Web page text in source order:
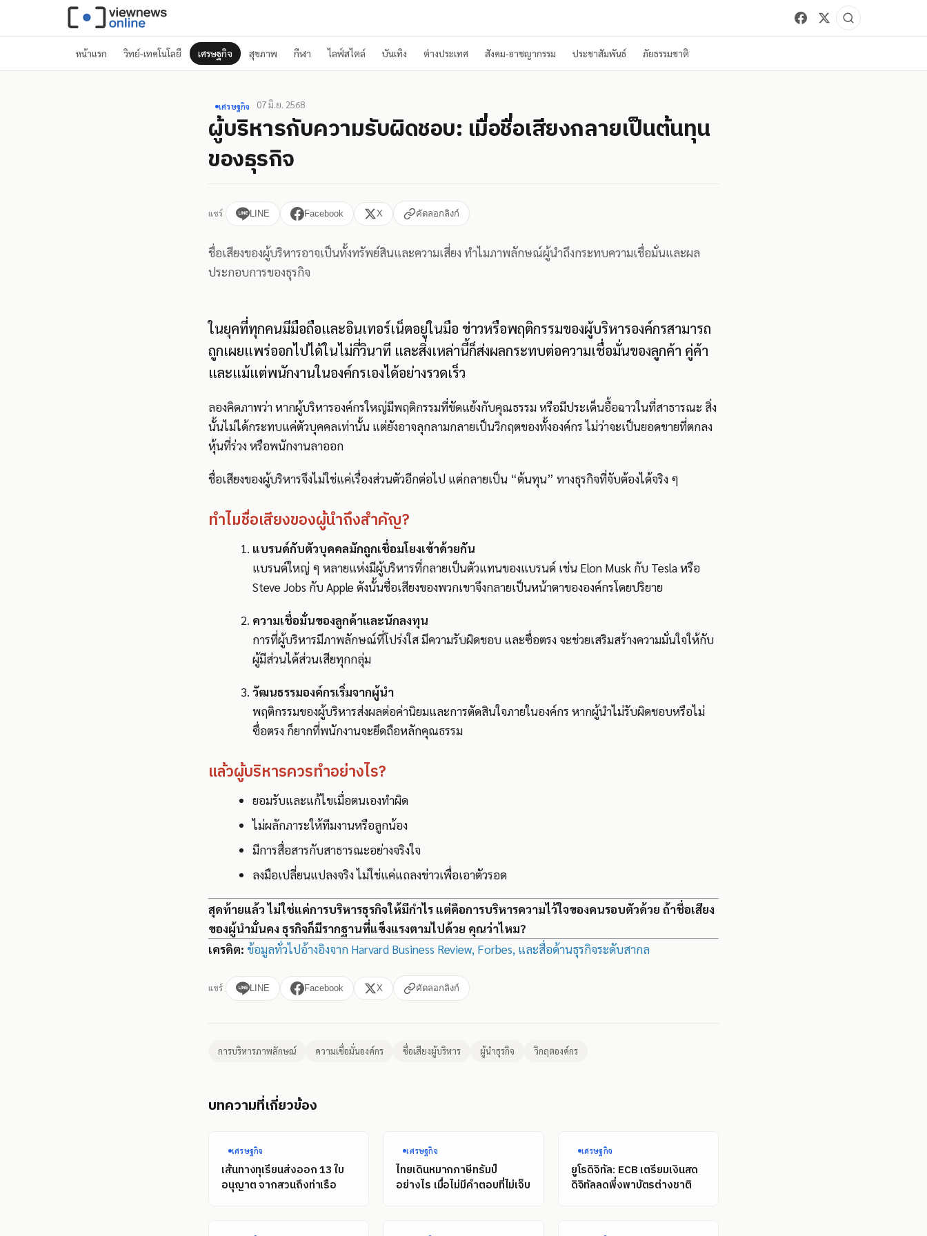
หน้าแรก วิทย์-เทคโนโลยี เศรษฐกิจ สุขภาพ กีฬา ไลฟ์สไตล์ บันเทิง ต่างประเทศ สังคม-อาชญากรรม ประชาสัมพันธ์ ภัยธรรมชาติ
เศรษฐกิจ 07 มิ.ย. 2568
ผู้บริหารกับความรับผิดชอบ: เมื่อชื่อเสียงกลายเป็นต้นทุน
ของธุรกิจ
แชร์ LINE Facebook X คัดลอกลิงก์
ชื่อเสียงของผู้บริหารอาจเป็นทั้งทรัพย์สินและความเสี่ยง ทำไมภาพลักษณ์ผู้นำถึงกระทบความเชื่อมั่นและผล
ประกอบการของธุรกิจ
ในยุคที่ทุกคนมีมือถือและอินเทอร์เน็ตอยู่ในมือ ข่าวหรือพฤติกรรมของผู้บริหารองค์กรสามารถ
ถูกเผยแพร่ออกไปได้ในไม่กี่วินาที และสิ่งเหล่านี้ก็ส่งผลกระทบต่อความเชื่อมั่นของลูกค้า คู่ค้า
และแม้แต่พนักงานในองค์กรเองได้อย่างรวดเร็ว
ลองคิดภาพว่า หากผู้บริหารองค์กรใหญ่มีพฤติกรรมที่ขัดแย้งกับคุณธรรม หรือมีประเด็นอื้อฉาวในที่สาธารณะ สิ่ง
นั้นไม่ได้กระทบแค่ตัวบุคคลเท่านั้น แต่ยังอาจลุกลามกลายเป็นวิกฤตของทั้งองค์กร ไม่ว่าจะเป็นยอดขายที่ตกลง
หุ้นที่ร่วง หรือพนักงานลาออก
ชื่อเสียงของผู้บริหารจึงไม่ใช่แค่เรื่องส่วนตัวอีกต่อไป แต่กลายเป็น “ต้นทุน” ทางธุรกิจที่จับต้องได้จริง ๆ
ทำไมชื่อเสียงของผู้นำถึงสำคัญ?
แบรนด์กับตัวบุคคลมักถูกเชื่อมโยงเข้าด้วยกัน
แบรนด์ใหญ่ ๆ หลายแห่งมีผู้บริหารที่กลายเป็นตัวแทนของแบรนด์ เช่น Elon Musk กับ Tesla หรือ
Steve Jobs กับ Apple ดังนั้นชื่อเสียงของพวกเขาจึงกลายเป็นหน้าตาขององค์กรโดยปริยาย
ความเชื่อมั่นของลูกค้าและนักลงทุน
การที่ผู้บริหารมีภาพลักษณ์ที่โปร่งใส มีความรับผิดชอบ และซื่อตรง จะช่วยเสริมสร้างความมั่นใจให้กับ
ผู้มีส่วนได้ส่วนเสียทุกกลุ่ม
วัฒนธรรมองค์กรเริ่มจากผู้นำ
พฤติกรรมของผู้บริหารส่งผลต่อค่านิยมและการตัดสินใจภายในองค์กร หากผู้นำไม่รับผิดชอบหรือไม่
ซื่อตรง ก็ยากที่พนักงานจะยึดถือหลักคุณธรรม
แล้วผู้บริหารควรทำอย่างไร?
ยอมรับและแก้ไขเมื่อตนเองทำผิด
ไม่ผลักภาระให้ทีมงานหรือลูกน้อง
มีการสื่อสารกับสาธารณะอย่างจริงใจ
ลงมือเปลี่ยนแปลงจริง ไม่ใช่แค่แถลงข่าวเพื่อเอาตัวรอด
สุดท้ายแล้ว ไม่ใช่แค่การบริหารธุรกิจให้มีกำไร แต่คือการบริหารความไว้ใจของคนรอบตัวด้วย ถ้าชื่อเสียง
ของผู้นำมั่นคง ธุรกิจก็มีรากฐานที่แข็งแรงตามไปด้วย คุณว่าไหม?
เครดิต: ข้อมูลทั่วไปอ้างอิงจาก Harvard Business Review, Forbes, และสื่อด้านธุรกิจระดับสากล
แชร์ LINE Facebook X คัดลอกลิงก์
การบริหารภาพลักษณ์ ความเชื่อมั่นองค์กร ชื่อเสียงผู้บริหาร ผู้นำธุรกิจ วิกฤตองค์กร
บทความที่เกี่ยวข้อง
เศรษฐกิจ
เส้นทางทุเรียนส่งออก 13 ใบ
อนุญาต จากสวนถึงท่าเรือ
เศรษฐกิจ
ไทยเดินหมากภาษีทรัมป์
อย่างไร เมื่อไม่มีคำตอบที่ไม่เจ็บ
เศรษฐกิจ
ยูโรดิจิทัล: ECB เตรียมเงินสด
ดิจิทัลลดพึ่งพาบัตรต่างชาติ